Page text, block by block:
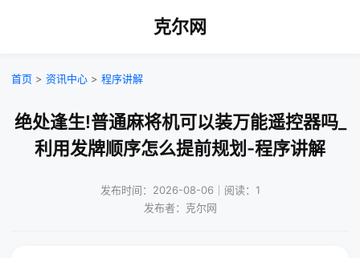
克尔网
首页 > 资讯中心 > 程序讲解
绝处逢生!普通麻将机可以装万能遥控器吗_
利用发牌顺序怎么提前规划-程序讲解
发布时间：2026-08-06｜阅读：1
发布者：克尔网